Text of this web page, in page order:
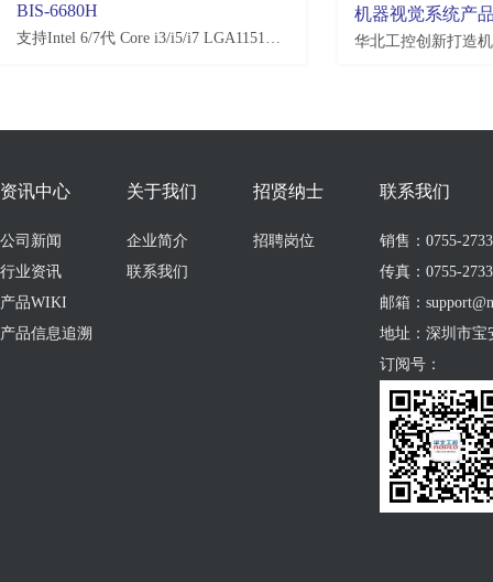
BIS-6680H
支持Intel 6/7代 Core i3/i5/i7 LGA1151处理器，H110/Q170/C236，4*USB3.0, 4*USB2.0，2-10*COM(可选)
EMB-3581
机器视觉系统产
资讯中心
公司新闻
行业资讯
产品WIKI
产品信息追溯
关于我们
企业简介
联系我们
招贤纳士
招聘岗位
联系我们
销售：0755-
传真：0755-
邮箱：
地址：深圳市宝
订阅号：